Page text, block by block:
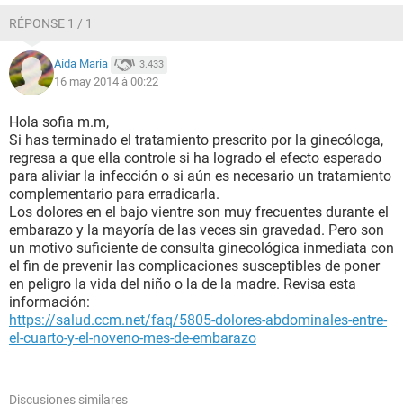
RÉPONSE 1 / 1
Aída María 3.433
16 may 2014 à 00:22
Hola sofia m.m,
Si has terminado el tratamiento prescrito por la ginecóloga,
regresa a que ella controle si ha logrado el efecto esperado
para aliviar la infección o si aún es necesario un tratamiento
complementario para erradicarla.
Los dolores en el bajo vientre son muy frecuentes durante el
embarazo y la mayoría de las veces sin gravedad. Pero son
un motivo suficiente de consulta ginecológica inmediata con
el fin de prevenir las complicaciones susceptibles de poner
en peligro la vida del niño o la de la madre. Revisa esta
información:
https://salud.ccm.net/faq/5805-dolores-abdominales-entre-
el-cuarto-y-el-noveno-mes-de-embarazo
Discusiones similares